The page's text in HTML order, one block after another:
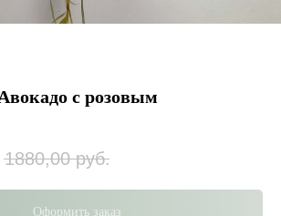
с розовым
1880,00 руб.
Оформить заказ